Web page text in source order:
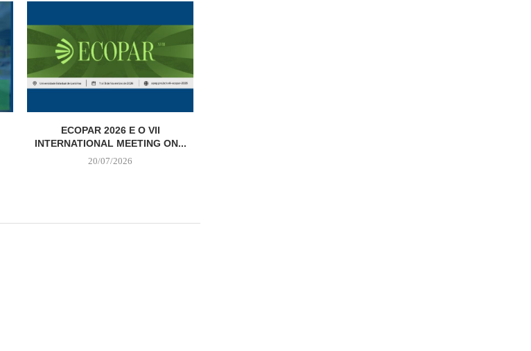
ECOPAR 2026 E O VII
INTERNATIONAL MEETING ON...
20/07/2026